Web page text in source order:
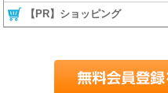
【PR】ショッピング